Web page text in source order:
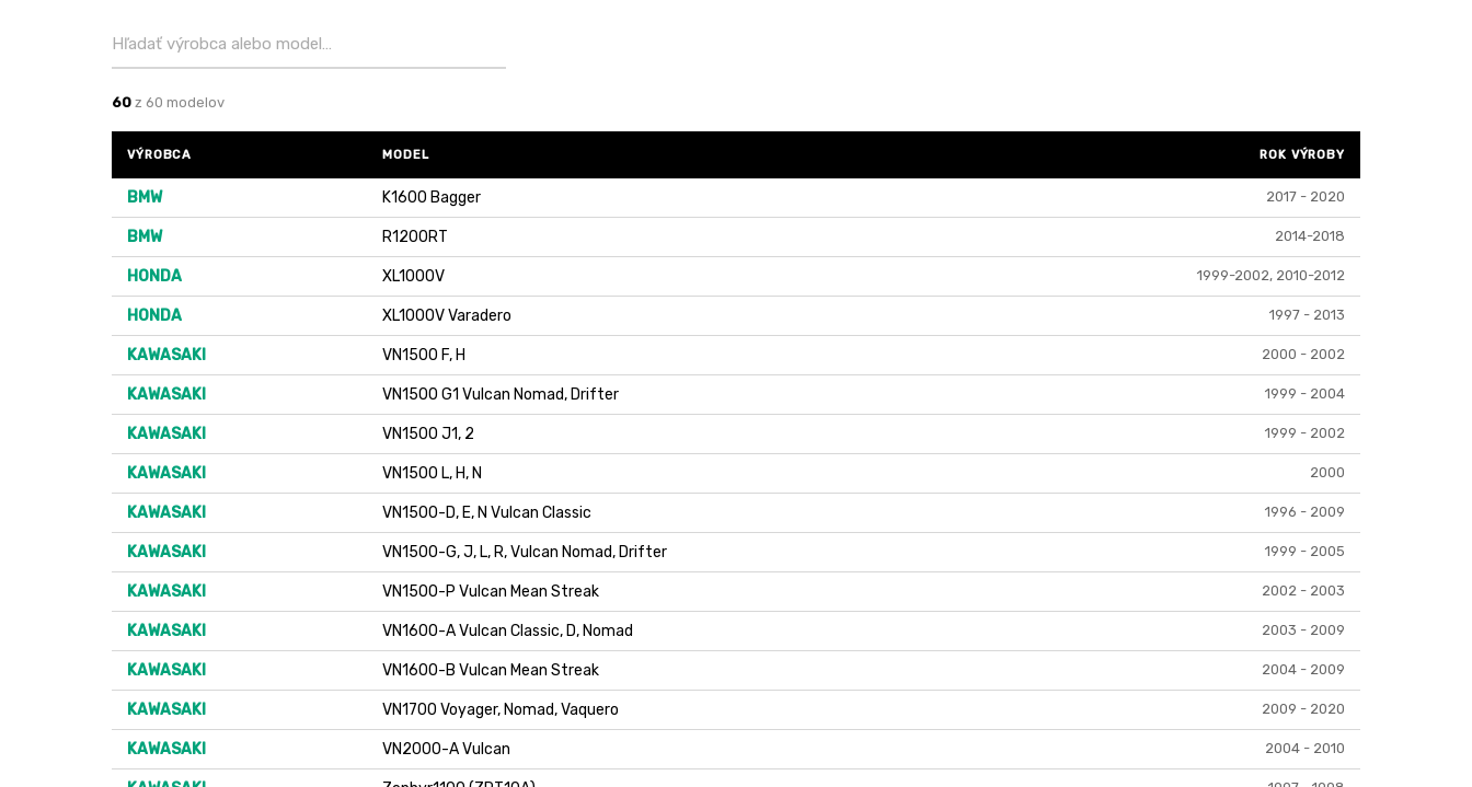
60 z 60 modelov
VÝROBCA MODEL ROK VÝROBY
BMW K1600 Bagger 2017 - 2020
BMW R1200RT 2014-2018
HONDA XL1000V 1999-2002, 2010-2012
HONDA XL1000V Varadero 1997 - 2013
KAWASAKI VN1500 F, H 2000 - 2002
KAWASAKI VN1500 G1 Vulcan Nomad, Drifter 1999 - 2004
KAWASAKI VN1500 J1, 2 1999 - 2002
KAWASAKI VN1500 L, H, N 2000
KAWASAKI VN1500-D, E, N Vulcan Classic 1996 - 2009
KAWASAKI VN1500-G, J, L, R, Vulcan Nomad, Drifter 1999 - 2005
KAWASAKI VN1500-P Vulcan Mean Streak 2002 - 2003
KAWASAKI VN1600-A Vulcan Classic, D, Nomad 2003 - 2009
KAWASAKI VN1600-B Vulcan Mean Streak 2004 - 2009
KAWASAKI VN1700 Voyager, Nomad, Vaquero 2009 - 2020
KAWASAKI VN2000-A Vulcan 2004 - 2010